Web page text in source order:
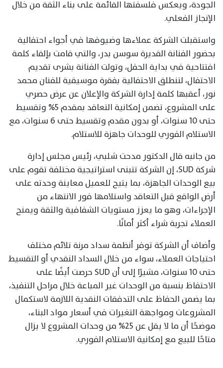
الجودة، ويعكس فلسفتها القائمة على بناء الثقة من خلال
الإنجاز الفعلي.
واستقبلت الشركة عملاءها وضيوفها في أجواء احتفالية
بحضور الفنانة القديرة سوسن بدر، والتي قامت بإلقاء كلمة
افتتاحية في بداية الحفل، وتولت الفنانة بشرى تقديم
الاحتفال، لتنطلق الاحتفالية بفقرة موسيقية للفنان محمد
نور، أعقبها كلمة إدارة الشركة والإعلان عن عرض حصري
على المشروع، تضمن إمكانية التعاقد بمقدم 5% وتقسيط
حتى 10 سنوات، أو بدون مقدم وتقسيط حتى 6 سنوات، مع
الاستلام الفوري للوحدات جاهزة للاستلام.
من جانبه قال الدكتور مدحت شلبي، رئيس مجلس إدارة
شركة SUD، إن الشركة تتبنى استراتيجية مختلفة تقوم على
بيع الوحدات الجاهزة، بما يتيح للعميل معاينة وحدته على
أرض الواقع قبل التعاقد واستلامها فور الانتهاء من
الإجراءات، وهو ما يعزز مستويات الشفافية والثقة ويمنح
العملاء تجربة شراء أكثر أمانًا.
وأضاف أن الشركة توفر أنظمة سداد مرنة تلائم مختلف
احتياجات العملاء، سواء من خلال السداد النقدي أو التقسيط
حتى 10 سنوات، مشيرًا إلى أن SUD حرصت أيضًا على
الاحتفاظ بنسبة من الوحدات غير المباعة خلال مراحل التنفيذ،
بما يضمن الحفاظ على التدفقات النقدية اللازمة لاستكمال
المشروعات ومواجهة التغيرات في أسعار مواد البناء،
موضحًا أن ما لا يقل عن 25% من وحدات المشروع لا يزال
متاحًا للبيع مع إمكانية الاستلام الفوري.